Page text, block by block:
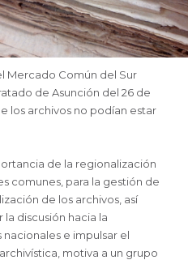
Mercado Común del Sur
de Asunción del 26 de
los archivos no podían estar
de la regionalización
comunes, para la gestión de
de los archivos, así
discusión hacia la
e impulsar el
motiva a un grupo